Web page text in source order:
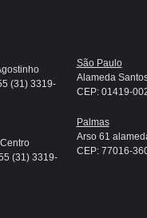
(31) 3319-
(31) 3319-
São Paulo
Alameda
CEP: 01419-
Palmas
Arso 61
CEP: 77016-